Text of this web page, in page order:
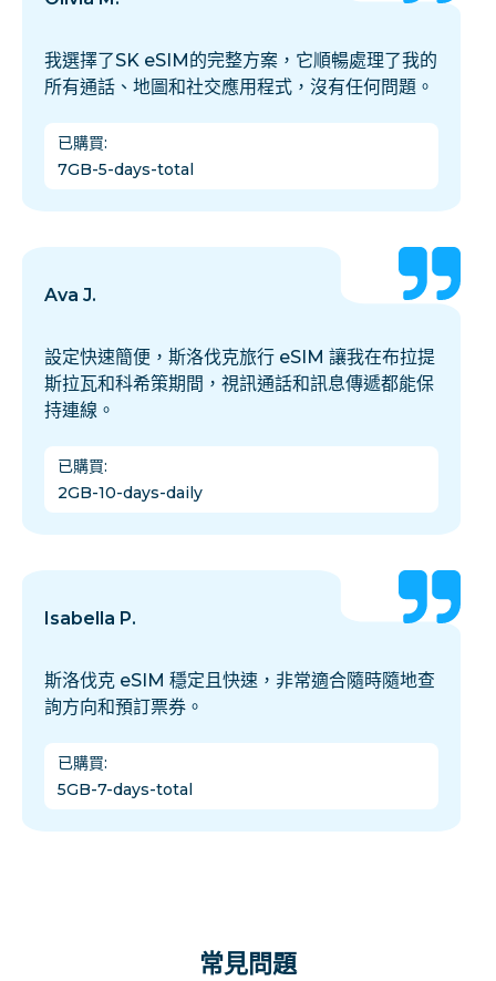
我選擇了SK eSIM的完整方案，它順暢處理了我的
所有通話、地圖和社交應用程式，沒有任何問題。
已購買:
7GB-5-days-total
Ava J.
設定快速簡便，斯洛伐克旅行 eSIM 讓我在布拉提
斯拉瓦和科希策期間，視訊通話和訊息傳遞都能保
持連線。
已購買:
2GB-10-days-daily
Isabella P.
斯洛伐克 eSIM 穩定且快速，非常適合隨時隨地查
詢方向和預訂票券。
已購買:
5GB-7-days-total
常見問題